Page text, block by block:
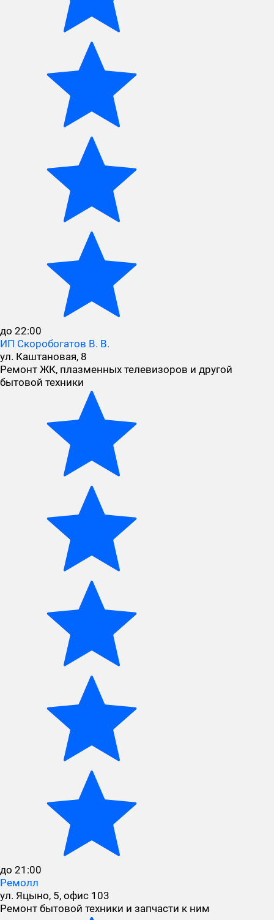
до 22:00
ИП Скоробогатов В. В.
ул. Каштановая, 8
Ремонт ЖК, плазменных телевизоров и другой
бытовой техники
до 21:00
Ремолл
ул. Яцыно, 5, офис 103
Ремонт бытовой техники и запчасти к ним